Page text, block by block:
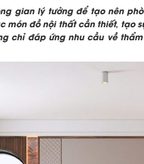
gian lý tưởng để tạo nên
món đồ nội thất cần thiết, tạo
chỉ đáp ứng nhu cầu về